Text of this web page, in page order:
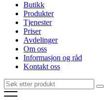
Butikk
Produkter
Tjenester
Priser
Avdelinger
Om oss
Informasjon og råd
Kontakt oss